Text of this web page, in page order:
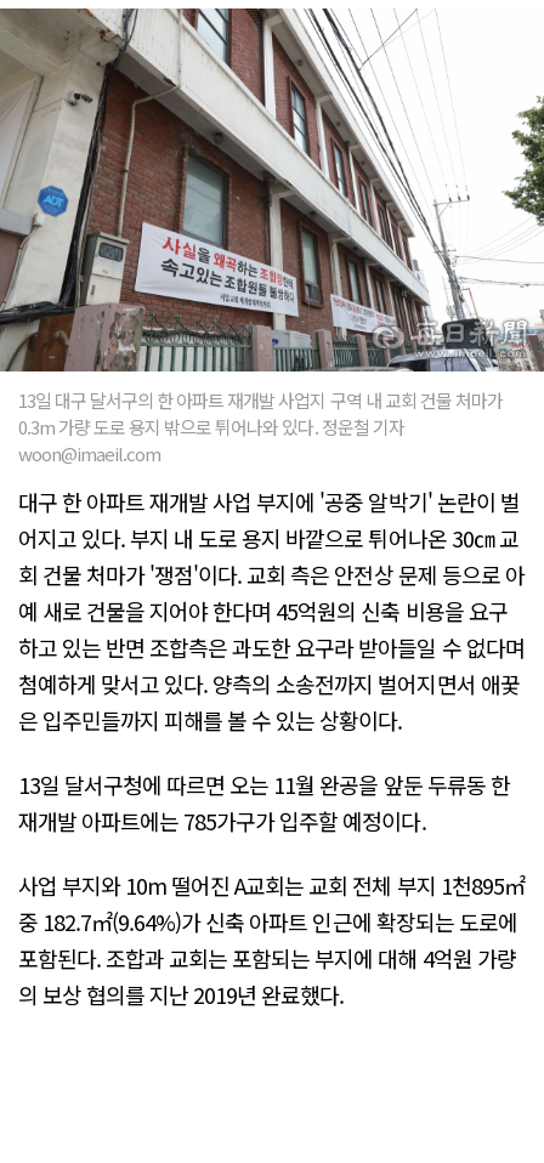
13일 대구 달서구의 한 아파트 재개발 사업지 구역 내 교회 건물 처마가
0.3m 가량 도로 용지 밖으로 튀어나와 있다. 정운철 기자
woon@imaeil.com
대구 한 아파트 재개발 사업 부지에 '공중 알박기' 논란이 벌
어지고 있다. 부지 내 도로 용지 바깥으로 튀어나온 30㎝ 교
회 건물 처마가 '쟁점'이다. 교회 측은 안전상 문제 등으로 아
예 새로 건물을 지어야 한다며 45억원의 신축 비용을 요구
하고 있는 반면 조합측은 과도한 요구라 받아들일 수 없다며
첨예하게 맞서고 있다. 양측의 소송전까지 벌어지면서 애꿎
은 입주민들까지 피해를 볼 수 있는 상황이다.
13일 달서구청에 따르면 오는 11월 완공을 앞둔 두류동 한
재개발 아파트에는 785가구가 입주할 예정이다.
사업 부지와 10m 떨어진 A교회는 교회 전체 부지 1천895㎡
중 182.7㎡(9.64%)가 신축 아파트 인근에 확장되는 도로에
포함된다. 조합과 교회는 포함되는 부지에 대해 4억원 가량
의 보상 협의를 지난 2019년 완료했다.